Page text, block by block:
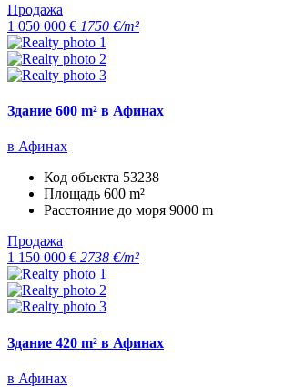
Продажа
1 050 000 € 1750 €/m²
Здание 600 m² в Афинах
в Афинах
Код объекта 53238
Площадь 600 m²
Расстояние до моря 9000 m
Продажа
1 150 000 € 2738 €/m²
Здание 420 m² в Афинах
в Афинах